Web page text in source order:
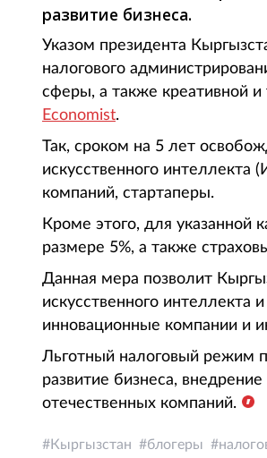
развитие бизнеса.
Указом президента
налогового
сферы, а также креативной и
Economist.
Так, сроком на 5 лет
искусственного
компаний, стартаперы.
Кроме этого, для указанной
размере 5%, а также
Данная мера позволит
искусственного интеллекта
инновационные компании и
Льготный налоговый режим
развитие бизнеса,
отечественных компаний.
Кыргызстан блогеры